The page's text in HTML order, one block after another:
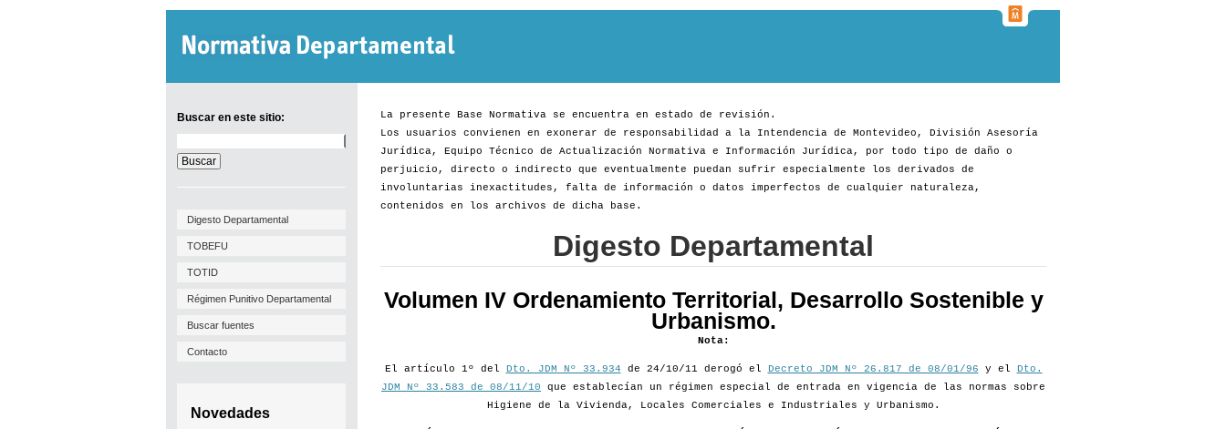
Buscar en este sitio:
en
este
sitio:
Digesto Departamental
TOBEFU
TOTID
Régimen Punitivo Departamental
Buscar fuentes
Contacto
Novedades
La presente Base Normativa se encuentra en estado de revisión.
Los usuarios convienen en exonerar de responsabilidad a la Intendencia de Montevideo, División Asesoría
Jurídica, Equipo Técnico de Actualización Normativa e Información Jurídica, por todo tipo de daño o
perjuicio, directo o indirecto que eventualmente puedan sufrir especialmente los derivados de
involuntarias inexactitudes, falta de información o datos imperfectos de cualquier naturaleza,
contenidos en los archivos de dicha base.
Digesto Departamental
Volumen IV Ordenamiento Territorial, Desarrollo Sostenible y
Urbanismo.
Nota:
El artículo 1º del Dto. JDM Nº 33.934 de 24/10/11 derogó el Decreto JDM Nº 26.817 de 08/01/96 y el Dto.
JDM Nº 33.583 de 08/11/10 que establecían un régimen especial de entrada en vigencia de las normas sobre
Higiene de la Vivienda, Locales Comerciales e Industriales y Urbanismo.